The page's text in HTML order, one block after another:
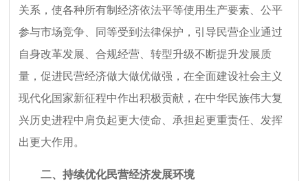
关系，使各种所有制经济依法平等使用生产要素、公平
参与市场竞争、同等受到法律保护，引导民营企业通过
自身改革发展、合规经营、转型升级不断提升发展质
量，促进民营经济做大做优做强，在全面建设社会主义
现代化国家新征程中作出积极贡献，在中华民族伟大复
兴历史进程中肩负起更大使命、承担起更重责任、发挥
出更大作用。
二、持续优化民营经济发展环境